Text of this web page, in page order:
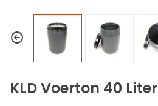
KLD Voerton 40 Liter